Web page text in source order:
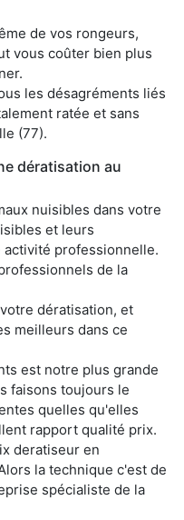
de vos rongeurs,
vous coûter bien plus
les désagréments liés
ratée et sans
(77).
dératisation au
nuisibles dans votre
et leurs
professionnelle.
de la
dératisation, et
meilleurs dans ce
est notre plus grande
faisons toujours le
quelles qu'elles
rapport qualité prix.
deratiseur en
la technique c'est de
spécialiste de la